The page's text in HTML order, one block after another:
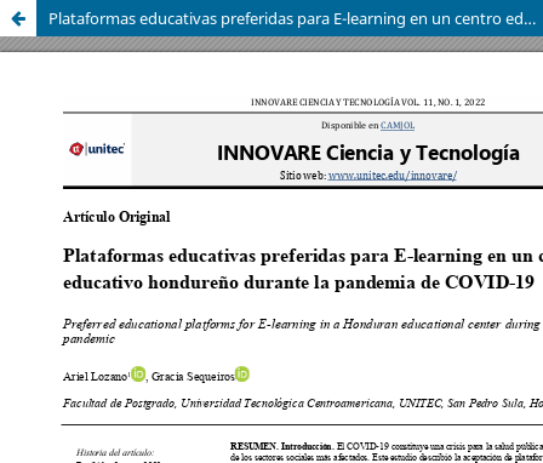
Plataformas educativas preferidas para E-learning en un centro educativo hondureño durante la pandemia de COVID-19